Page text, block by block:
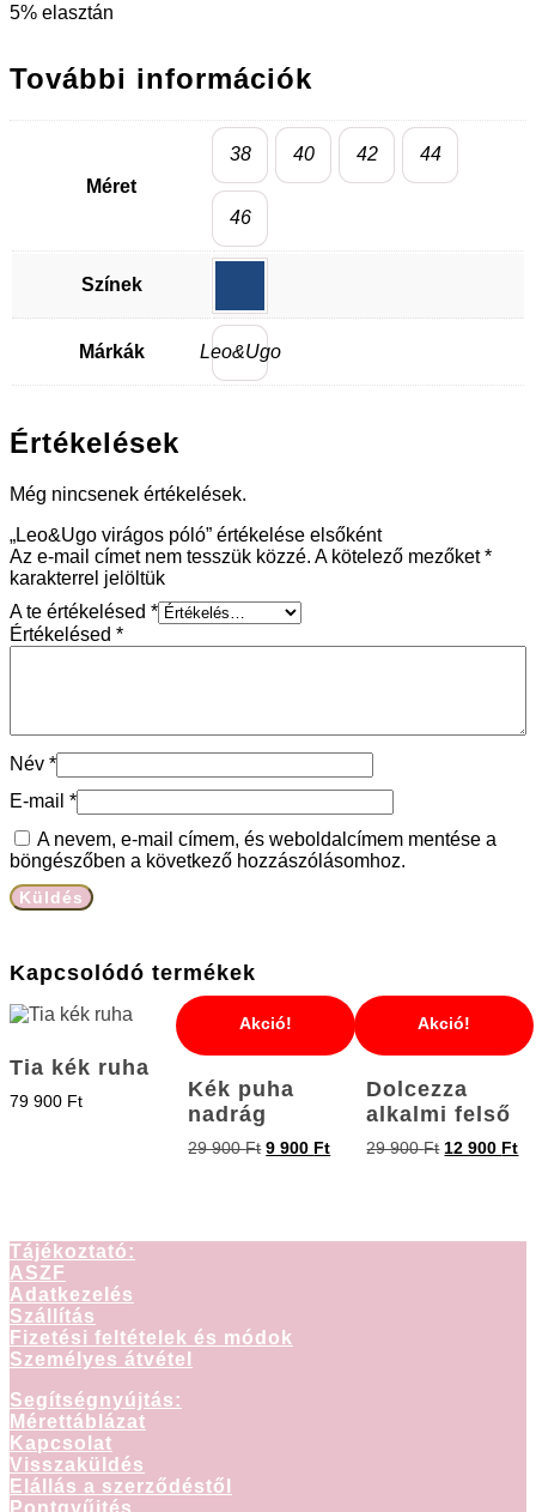
5% elasztán
További információk
Méret
38 40 42 44
46
Színek
Márkák Leo&Ugo
Értékelések
Még nincsenek értékelések.
„Leo&Ugo virágos póló” értékelése elsőként
Az e-mail címet nem tesszük közzé. A kötelező mezőket*
karakterrel jelöltük
A te értékelésed *
Értékelésed *
Név *
E-mail *
A nevem, e-mail címem, és weboldalcímem mentése a
böngészőben a következő hozzászólásomhoz.
Kapcsolódó termékek
Tia kék ruha
79 900 Ft
Akció!
Kék puha
nadrág
29 900Ft 9 900 Ft
Akció!
Dolcezza
alkalmi felső
29 900Ft 12 900 Ft
Tájékoztató:
ASZF
Adatkezelés
Szállítás
Fizetési feltételek és módok
Személyes átvétel
Segítségnyújtás:
Mérettáblázat
Kapcsolat
Visszaküldés
Elállás a szerződéstől